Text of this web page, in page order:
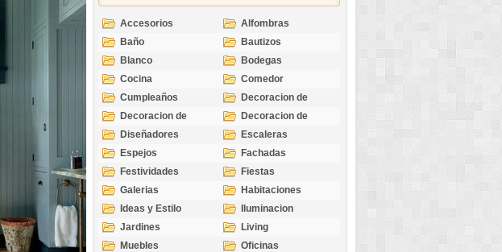
Accesorios
Alfombras
Baño
Bautizos
Blanco
Bodegas
Cocina
Comedor
Cumpleaños
Decoracion de
Exteriores
Decoracion de
Interiores
Decoracion de
Ocasiones
Diseñadores
Escaleras
Espejos
Fachadas
Festividades
Fiestas
Galerias
Habitaciones
Ideas y Estilo
Iluminacion
Jardines
Living
Muebles
Oficinas